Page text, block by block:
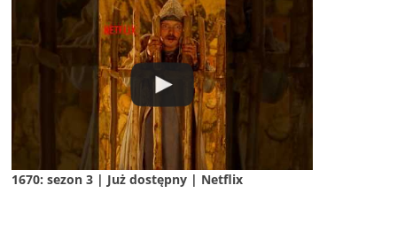
1670: sezon 3 | Już dostępny | Netflix